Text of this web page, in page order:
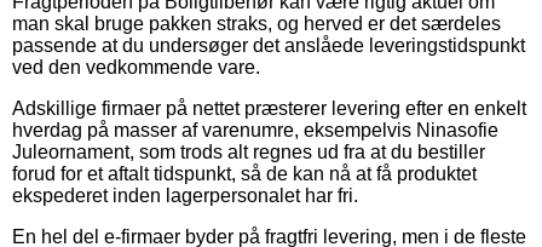
man skal bruge pakken straks, og herved er det særdeles
passende at du undersøger det anslåede leveringstidspunkt
ved den vedkommende vare.
Adskillige firmaer på nettet præsterer levering efter en enkelt
hverdag på masser af varenumre, eksempelvis Ninasofie
Juleornament, som trods alt regnes ud fra at du bestiller
forud for et aftalt tidspunkt, så de kan nå at få produktet
ekspederet inden lagerpersonalet har fri.
En hel del e-firmaer byder på fragtfri levering, men i de fleste